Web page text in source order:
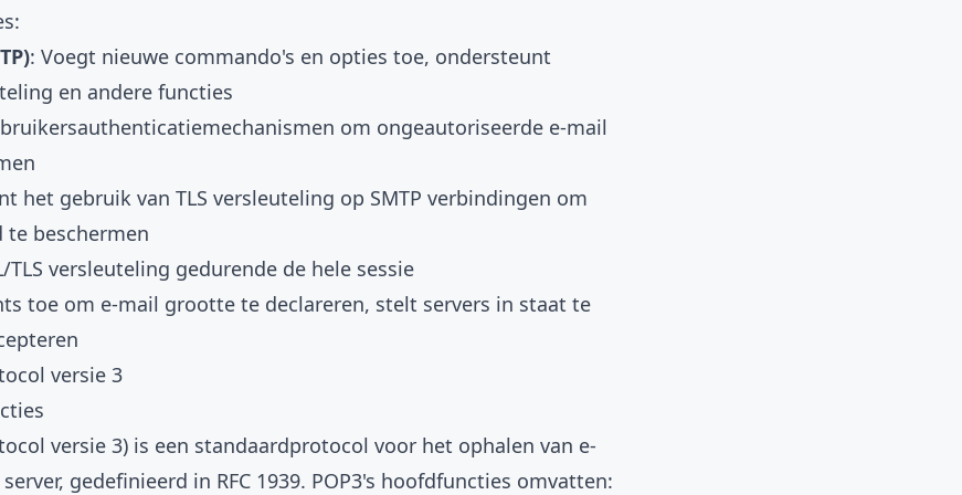
: Voegt nieuwe commando's en opties toe, ondersteunt
en andere functies
om ongeautoriseerde e-mail
het gebruik van TLS versleuteling op SMTP verbindingen om
beschermen
TLS versleuteling gedurende de hele sessie
toe om e-mail grootte te declareren, stelt servers in staat te
versie 3
versie 3) is een standaardprotocol voor het ophalen van e-
gedefinieerd in RFC 1939. POP3's hoofdfuncties omvatten: